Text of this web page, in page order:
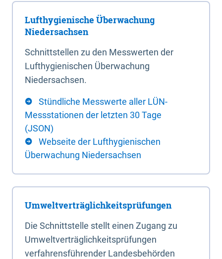
Lufthygienische Überwachung
Niedersachsen
Schnittstellen zu den Messwerten der
Lufthygienischen Überwachung
Niedersachsen.
Stündliche Messwerte aller LÜN-
Messstationen der letzten 30 Tage
(JSON)
Webseite der Lufthygienischen
Überwachung Niedersachsen
Umweltverträglichkeitsprüfungen
Die Schnittstelle stellt einen Zugang zu
Umweltverträglichkeitsprüfungen
verfahrensführender Landesbehörden